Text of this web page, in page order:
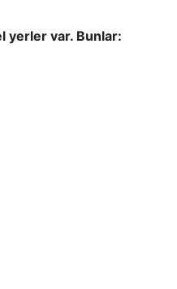
yerler var. Bunlar: